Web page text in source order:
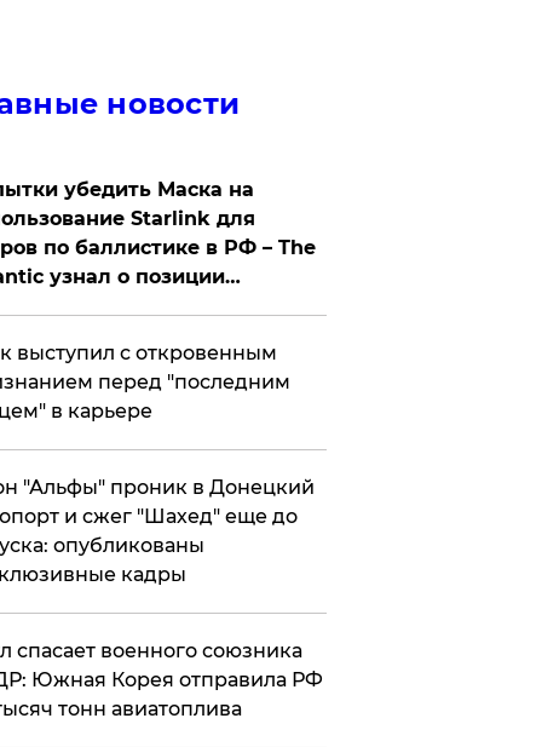
новости
убедить Маска на
Starlink для
по баллистике в РФ – The
узнал о позиции
выступил с откровенным
перед "последним
в карьере
"Альфы" проник в Донецкий
и сжег "Шахед" еще до
опубликованы
кадры
спасает военного союзника
Южная Корея отправила РФ
тонн авиатоплива